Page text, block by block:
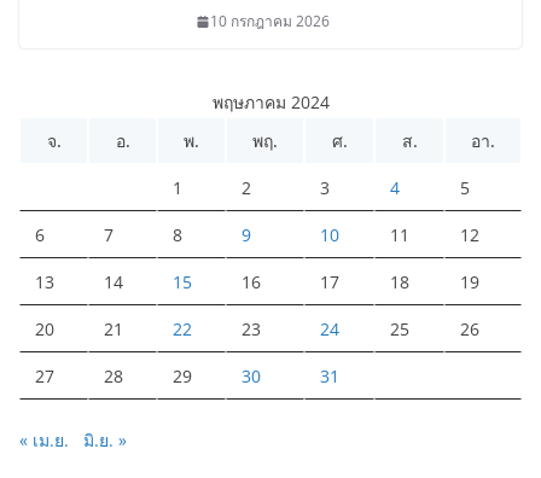
10 กรกฎาคม 2026
พฤษภาคม 2024
จ.
อ. พ. พฤ. ศ. ส. อา.
1 2 3 4 5
6 7 8 9 10 11 12
13 14 15 16 17 18 19
20 21 22 23 24 25 26
27 28 29 30 31
« เม.ย. มิ.ย. »